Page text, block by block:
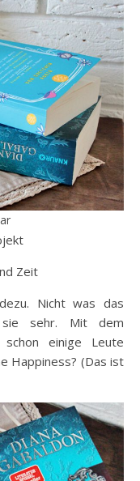
Zeit
Nicht was das
sehr. Mit dem
einige Leute
Happiness? (Das ist